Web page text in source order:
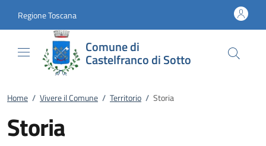
Regione Toscana
Comune di
Castelfranco di Sotto
Home / Vivere il Comune / Territorio / Storia
Storia